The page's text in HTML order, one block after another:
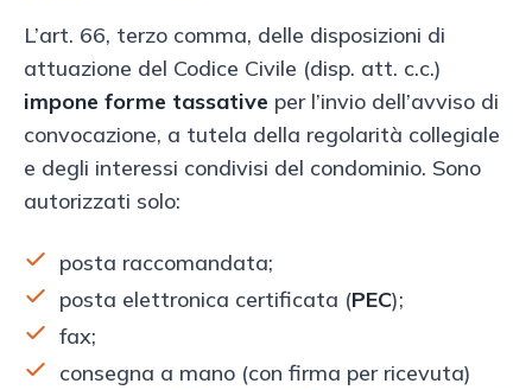
L’art. 66, terzo comma, delle disposizioni di
attuazione del Codice Civile (disp. att. c.c.)
impone forme tassative per l’invio dell’avviso di
convocazione, a tutela della regolarità collegiale
e degli interessi condivisi del condominio. Sono
autorizzati solo:
posta raccomandata;
posta elettronica certificata (PEC);
fax;
consegna a mano (con firma per ricevuta)